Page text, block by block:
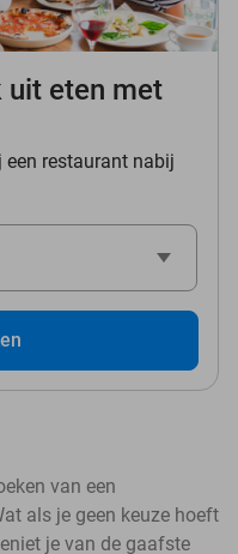
uit eten met
een restaurant nabij
van een
als je geen keuze hoeft
je van de gaafste